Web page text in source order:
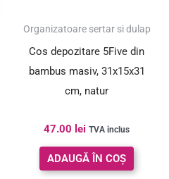
Organizatoare sertar si dulap
Cos depozitare 5Five din
bambus masiv, 31x15x31
cm, natur
47.00 lei TVA inclus
ADAUGĂ ÎN COȘ